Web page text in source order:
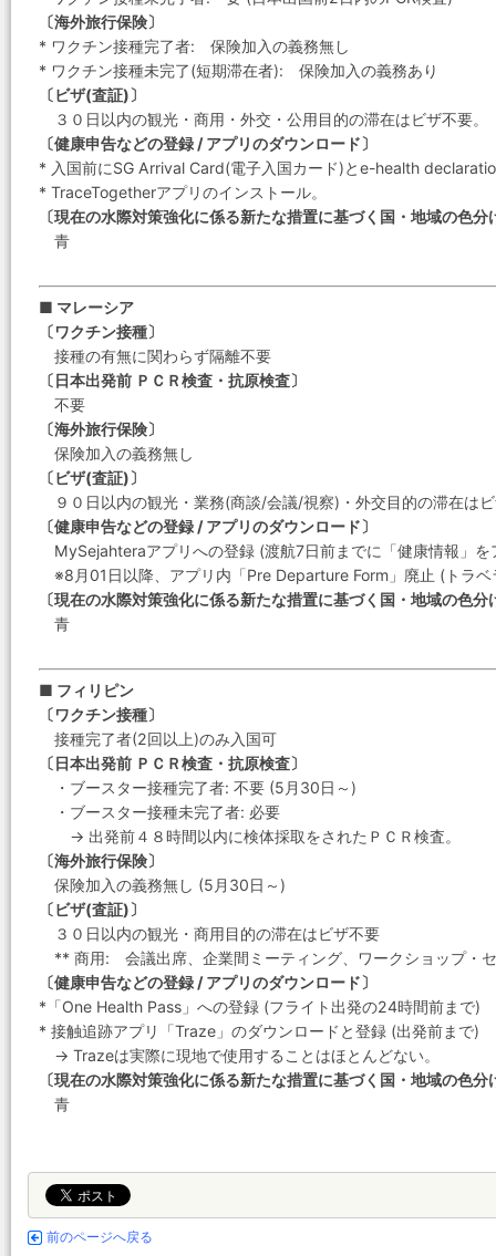
〔海外旅行保険〕
* ワクチン接種完了者: 保険加入の義務無し
* ワクチン接種未完了(短期滞在者): 保険加入の義務あり
〔ビザ(査証)〕
３０日以内の観光・商用・外交・公用目的の滞在はビザ不要。
〔健康申告などの登録 / アプリのダウンロード〕
* 入国前にSG Arrival Card(電子入国カード)とe-health
* TraceTogetherアプリのインストール。
〔現在の水際対策強化に係る新たな措置に基づく国・地域の色分
青
■ マレーシア
〔ワクチン接種〕
接種の有無に関わらず隔離不要
〔日本出発前 ＰＣＲ検査・抗原検査〕
不要
〔海外旅行保険〕
保険加入の義務無し
〔ビザ(査証)〕
９０日以内の観光・業務(商談/会議/視察)・外交目的の滞在は
〔健康申告などの登録 / アプリのダウンロード〕
MySejahteraアプリへの登録 (渡航7日前までに「健康情報」を
※8月01日以降、アプリ内「Pre Departure Form」廃止 (トラベ
〔現在の水際対策強化に係る新たな措置に基づく国・地域の色分
青
■ フィリピン
〔ワクチン接種〕
接種完了者(2回以上)のみ入国可
〔日本出発前 ＰＣＲ検査・抗原検査〕
・ブースター接種完了者: 不要 (5月30日～)
・ブースター接種未完了者: 必要
→ 出発前４８時間以内に検体採取をされたＰＣＲ検査。
〔海外旅行保険〕
保険加入の義務無し (5月30日～)
〔ビザ(査証)〕
３０日以内の観光・商用目的の滞在はビザ不要
** 商用: 会議出席、企業間ミーティング、ワークショップ・
〔健康申告などの登録 / アプリのダウンロード〕
*「One Health Pass」への登録 (フライト出発の24時間前まで)
* 接触追跡アプリ「Traze」のダウンロードと登録 (出発前まで)
→ Trazeは実際に現地で使用することはほとんどない。
〔現在の水際対策強化に係る新たな措置に基づく国・地域の色分
青
前のページへ戻る